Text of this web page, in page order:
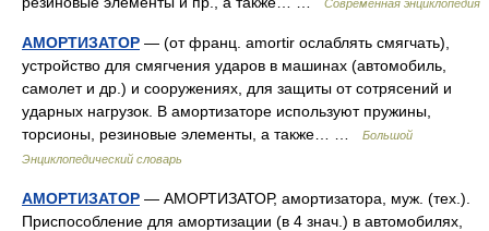
Современная энциклопедия
АМОРТИЗАТОР — (от франц. amortir ослаблять смягчать),
устройство для смягчения ударов в машинах (автомобиль,
самолет и др.) и сооружениях, для защиты от сотрясений и
ударных нагрузок. В амортизаторе используют пружины,
торсионы, резиновые элементы, а также… …
Большой
Энциклопедический словарь
АМОРТИЗАТОР — АМОРТИЗАТОР, амортизатора, муж. (тех.).
Приспособление для амортизации (в 4 знач.) в автомобилях,